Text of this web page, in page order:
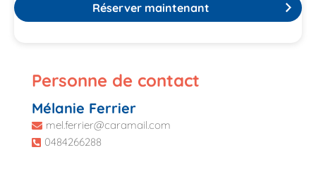
Réserver maintenant
Personne de contact
Mélanie Ferrier
mel.ferrier@caramail.com
0484266288